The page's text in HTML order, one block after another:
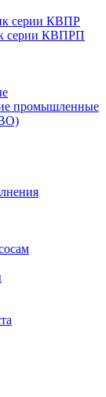
серии КВПР
серии КВПРП
промышленные